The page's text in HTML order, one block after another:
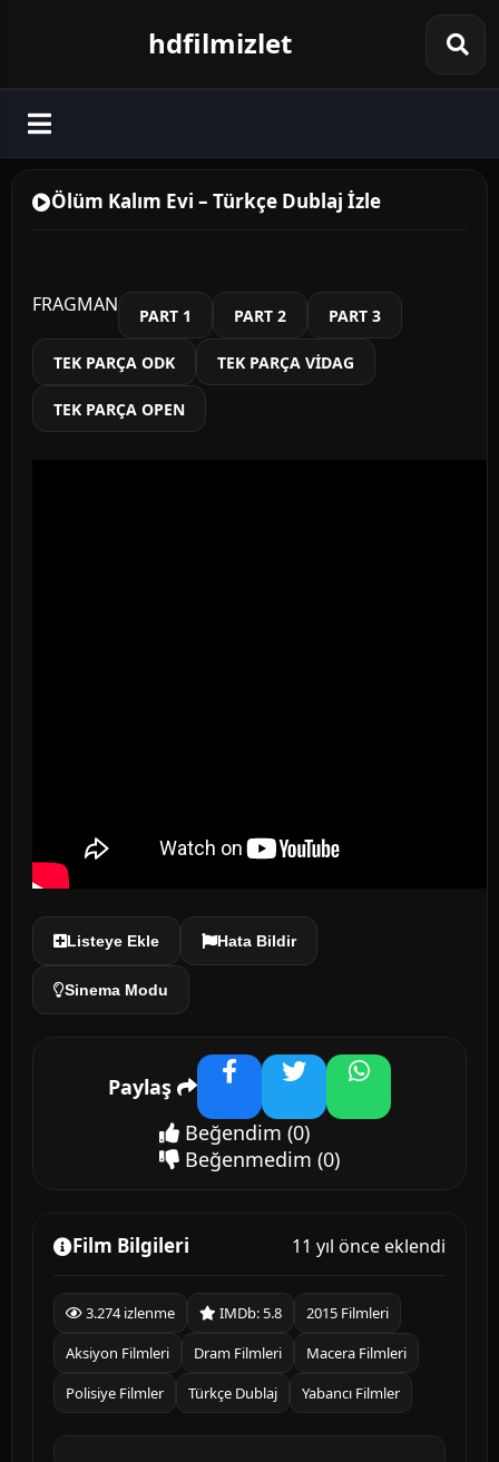
hdfilmizlet
Ölüm Kalım Evi – Türkçe Dublaj İzle
FRAGMAN PART 1 PART 2 PART 3
TEK PARÇA ODK TEK PARÇA VİDAG
TEK PARÇA OPEN
Listeye Ekle Hata Bildir
Sinema Modu
Paylaş FacebookTwitterWhatsApp
Beğendim (0)
Beğenmedim (0)
Film Bilgileri 11 yıl önce eklendi
3.274 izlenme IMDb: 5.8
2015 Filmleri
Aksiyon Filmleri
Dram Filmleri
Macera Filmleri
Polisiye Filmler
Türkçe Dublaj Yabancı Filmler